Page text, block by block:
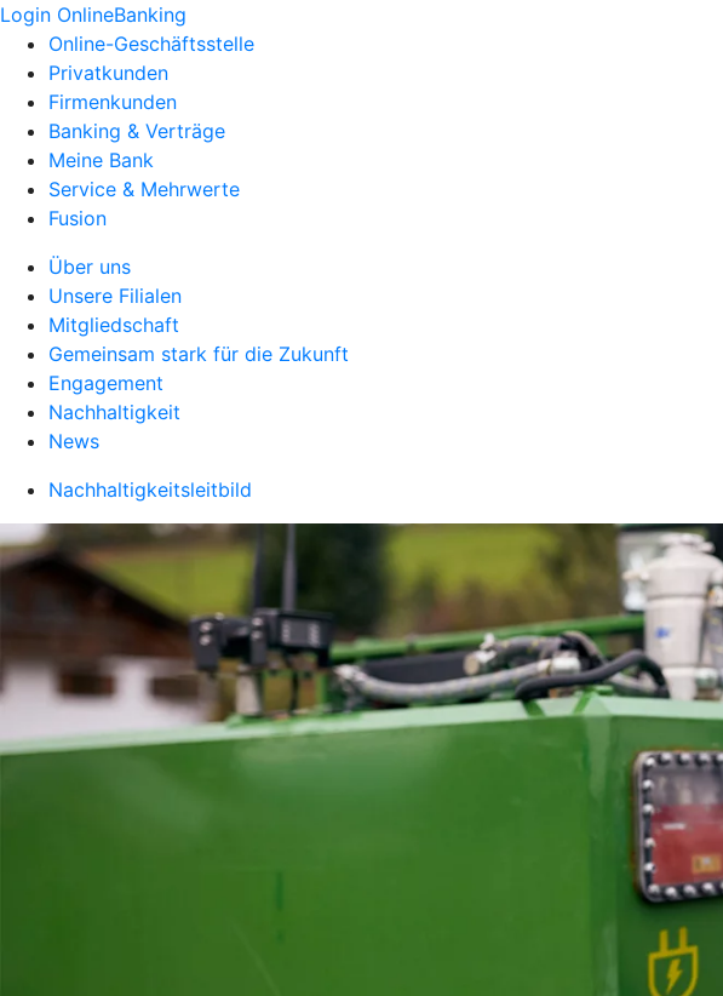
Login OnlineBanking
Online-Geschäftsstelle
Privatkunden
Firmenkunden
Banking & Verträge
Meine Bank
Service & Mehrwerte
Fusion
Über uns
Unsere Filialen
Mitgliedschaft
Gemeinsam stark für die Zukunft
Engagement
Nachhaltigkeit
News
Nachhaltigkeitsleitbild